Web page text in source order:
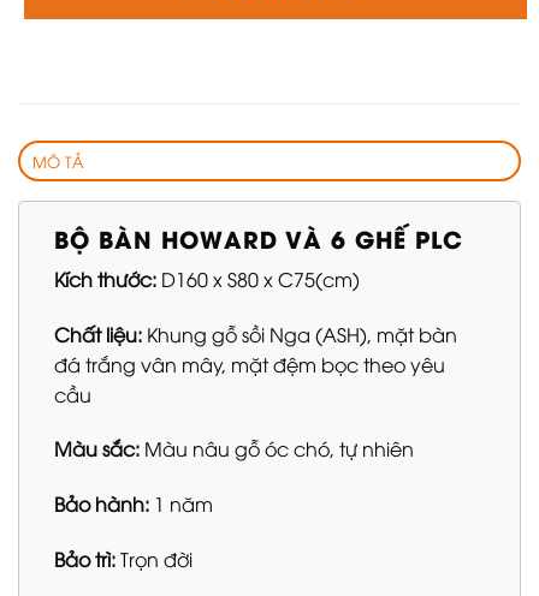
MÔ TẢ
BỘ BÀN HOWARD VÀ 6 GHẾ PLC
Kích thước: D160 x S80 x C75(cm)
Chất liệu: Khung gỗ sồi Nga (ASH), mặt bàn
đá trắng vân mây, mặt đệm bọc theo yêu
cầu
Màu sắc: Màu nâu gỗ óc chó, tự nhiên
Bảo hành: 1 năm
Bảo trì:Trọn đời